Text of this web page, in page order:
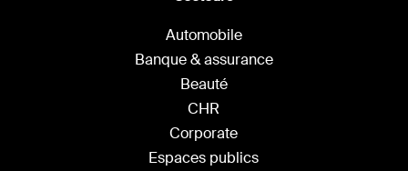
Automobile
Banque & assurance
Beauté
CHR
Corporate
Espaces publics